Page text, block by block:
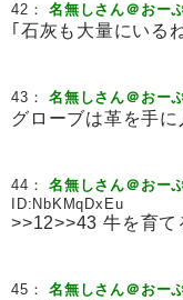
42：名無しさん＠おー
｢石灰も大量にいる
43：名無しさん＠おー
グローブは革を手
44：名無しさん＠おー
ID: NbKMqDxEu
>>12>>43 牛を育て
45：名無しさん＠おー